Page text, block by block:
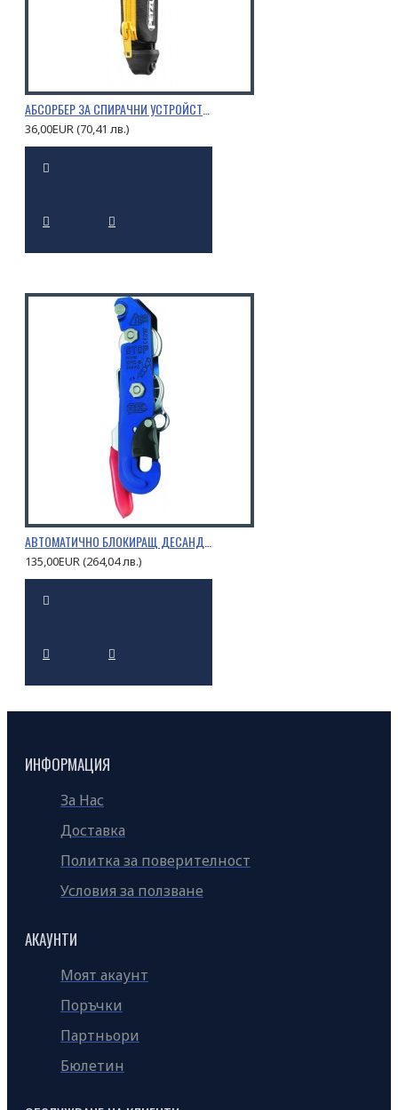
АБСОРБЕР ЗА СПИРАЧНИ УСТРОЙСТВА PETZL ASAP’SORBER
36,00EUR (70,41 лв.)
АВТОМАТИЧНО БЛОКИРАЩ ДЕСАНДЬОР STOP
135,00EUR (264,04 лв.)
ИНФОРМАЦИЯ
За Нас
Доставка
Политка за поверителност
Условия за ползване
АКАУНТИ
Моят акаунт
Поръчки
Партньори
Бюлетин